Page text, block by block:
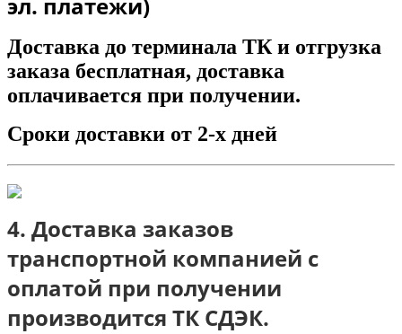
эл. платежи)
Доставка до терминала ТК и отгрузка
заказа бесплатная, доставка
оплачивается при получении.
Сроки доставки от 2-х дней
4. Доставка заказов
транспортной компанией с
оплатой при получении
производится ТК СДЭК.